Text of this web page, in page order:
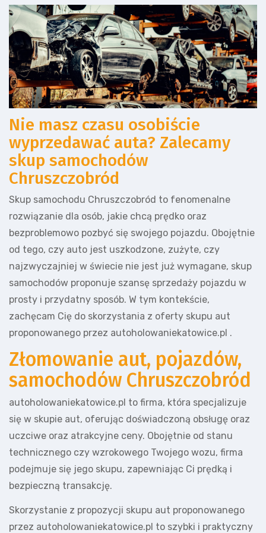
Nie masz czasu osobiście
wyprzedawać auta? Zalecamy
skup samochodów
Chruszczobród
Skup samochodu Chruszczobród to fenomenalne
rozwiązanie dla osób, jakie chcą prędko oraz
bezproblemowo pozbyć się swojego pojazdu. Obojętnie
od tego, czy auto jest uszkodzone, zużyte, czy
najzwyczajniej w świecie nie jest już wymagane, skup
samochodów proponuje szansę sprzedaży pojazdu w
prosty i przydatny sposób. W tym kontekście,
zachęcam Cię do skorzystania z oferty skupu aut
proponowanego przez autoholowaniekatowice.pl .
Złomowanie aut, pojazdów,
samochodów Chruszczobród
autoholowaniekatowice.pl to firma, która specjalizuje
się w skupie aut, oferując doświadczoną obsługę oraz
uczciwe oraz atrakcyjne ceny. Obojętnie od stanu
technicznego czy wzrokowego Twojego wozu, firma
podejmuje się jego skupu, zapewniając Ci prędką i
bezpieczną transakcję.
Skorzystanie z propozycji skupu aut proponowanego
przez autoholowaniekatowice.pl to szybki i praktyczny